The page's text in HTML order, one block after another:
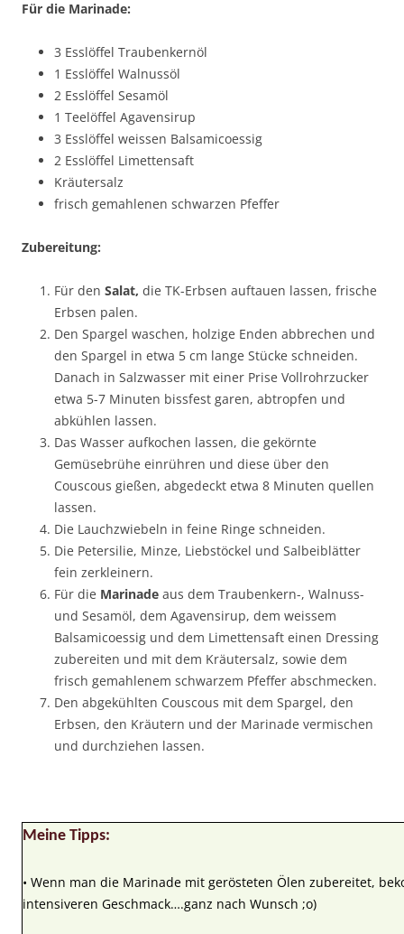
Für die Marinade:
3 Esslöffel Traubenkernöl
1 Esslöffel Walnussöl
2 Esslöffel Sesamöl
1 Teelöffel Agavensirup
3 Esslöffel weissen Balsamicoessig
2 Esslöffel Limettensaft
Kräutersalz
frisch gemahlenen schwarzen Pfeffer
Zubereitung:
Für den Salat, die TK-Erbsen auftauen lassen, frische
Erbsen palen.
Den Spargel waschen, holzige Enden abbrechen und
den Spargel in etwa 5 cm lange Stücke schneiden.
Danach in Salzwasser mit einer Prise Vollrohrzucker
etwa 5-7 Minuten bissfest garen, abtropfen und
abkühlen lassen.
Das Wasser aufkochen lassen, die gekörnte
Gemüsebrühe einrühren und diese über den
Couscous gießen, abgedeckt etwa 8 Minuten quellen
lassen.
Die Lauchzwiebeln in feine Ringe schneiden.
Die Petersilie, Minze, Liebstöckel und Salbeiblätter
fein zerkleinern.
Für die Marinade aus dem Traubenkern-, Walnuss-
und Sesamöl, dem Agavensirup, dem weissem
Balsamicoessig und dem Limettensaft einen Dressing
zubereiten und mit dem Kräutersalz, sowie dem
frisch gemahlenem schwarzem Pfeffer abschmecken.
Den abgekühlten Couscous mit dem Spargel, den
Erbsen, den Kräutern und der Marinade vermischen
und durchziehen lassen.
Meine Tipps:
• Wenn man die Marinade mit gerösteten Ölen zubereitet,
intensiveren Geschmack….ganz nach Wunsch ;o)